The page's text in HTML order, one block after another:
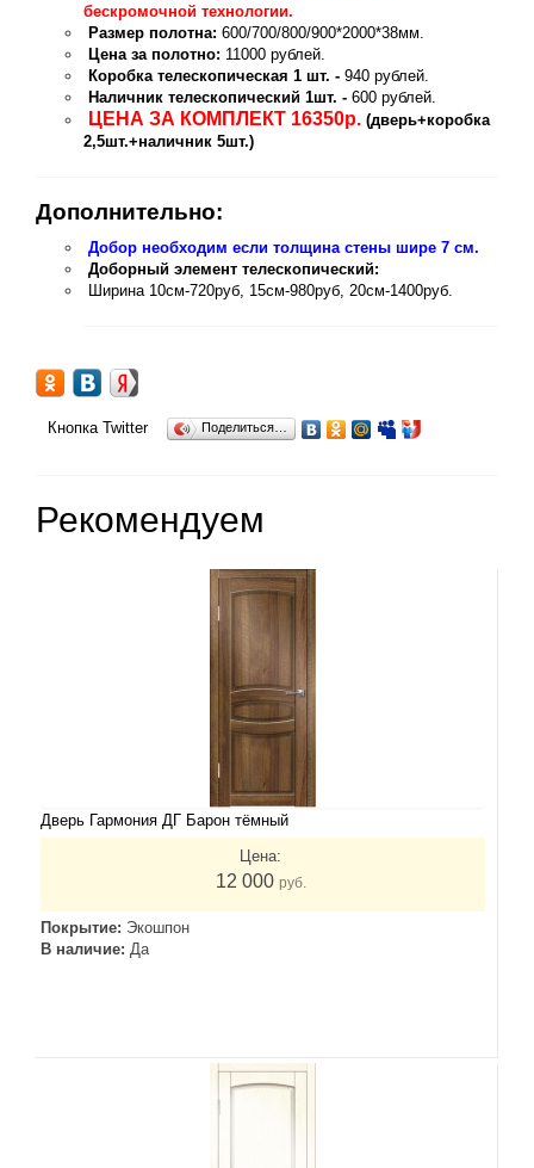
бескромочной технологии.
Размер полотна: 600/700/800/900*2000*38мм.
Цена за полотно: 11000 рублей.
Коробка телескопическая 1 шт. - 940 рублей.
Наличник телескопический 1шт. - 600 рублей.
ЦЕНА ЗА КОМПЛЕКТ 16350р. (дверь+коробка
2,5шт.+наличник 5шт.)
Дополнительно:
Добор необходим если толщина стены шире 7 см.
Доборный элемент телескопический:
Ширина 10см-720руб, 15см-980руб, 20см-1400руб.
Кнопка Twitter Поделиться…
Рекомендуем
Дверь Гармония ДГ Барон тёмный
Цена:
12 000 руб.
Покрытие: Экошпон
В наличие: Да